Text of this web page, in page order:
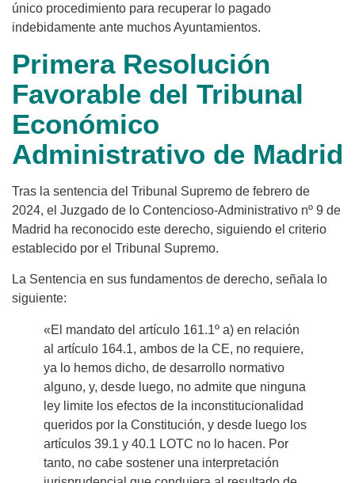
único procedimiento para recuperar lo pagado
indebidamente ante muchos Ayuntamientos.
Primera Resolución
Favorable del Tribunal
Económico
Administrativo de Madrid
Tras la sentencia del Tribunal Supremo de febrero de
2024, el Juzgado de lo Contencioso-Administrativo nº 9 de
Madrid ha reconocido este derecho, siguiendo el criterio
establecido por el Tribunal Supremo.
La Sentencia en sus fundamentos de derecho, señala lo
siguiente:
«El mandato del artículo 161.1º a) en relación
al artículo 164.1, ambos de la CE, no requiere,
ya lo hemos dicho, de desarrollo normativo
alguno, y, desde luego, no admite que ninguna
ley limite los efectos de la inconstitucionalidad
queridos por la Constitución, y desde luego los
artículos 39.1 y 40.1 LOTC no lo hacen. Por
tanto, no cabe sostener una interpretación